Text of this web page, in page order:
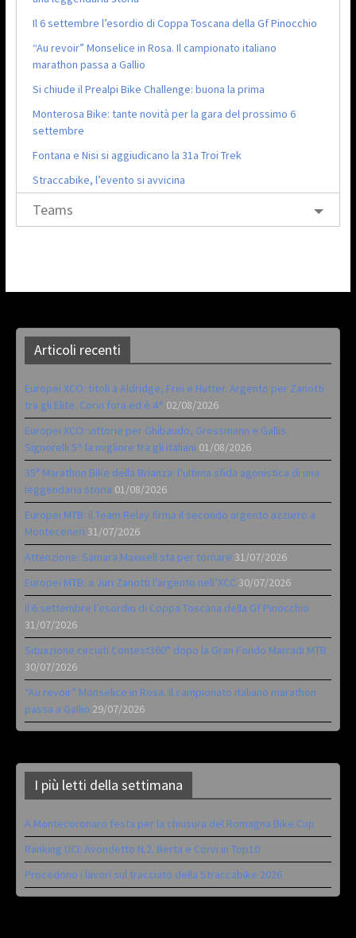
Il 6 settembre l’esordio di Coppa Toscana della Gf Pinocchio
“Au revoir” Monselice in Rosa. Il campionato italiano
marathon passa a Gallio
Si chiude il Prealpi Bike Challenge: buona la prima
Monterosa Bike: tante novità per la gara del prossimo 6
settembre
Fontana e Nisi si aggiudicano la 31a Troi Trek
Straccabike, l’evento si avvicina
Teams
Articoli recenti
Europei XCO: titoli a Aldridge, Frei e Hutter. Argento per Zanotti
tra gli Elite. Corvi fora ed è 4^ 02/08/2026
Europei XCO: vittorie per Ghibaudo, Grossmann e Gallis.
Signorelli 5^ la migliore tra gli italiani 01/08/2026
35ª Marathon Bike della Brianza: l’ultima sfida agonistica di una
leggendaria storia 01/08/2026
Europei MTB: il Team Relay firma il secondo argento azzurro a
Monteceneri 31/07/2026
Attenzione: Samara Maxwell sta per tornare 31/07/2026
Europei MTB: a Juri Zanotti l’argento nell’XCC 30/07/2026
Il 6 settembre l’esordio di Coppa Toscana della Gf Pinocchio
31/07/2026
Situazione circuiti Contest360° dopo la Gran Fondo Marradi MTB
30/07/2026
“Au revoir” Monselice in Rosa. Il campionato italiano marathon
passa a Gallio 29/07/2026
I più letti della settimana
A Montecoronaro festa per la chiusura del Romagna Bike Cup
Ranking UCI: Avondetto N.2. Berta e Corvi in Top10
Procedono i lavori sul tracciato della Straccabike 2026